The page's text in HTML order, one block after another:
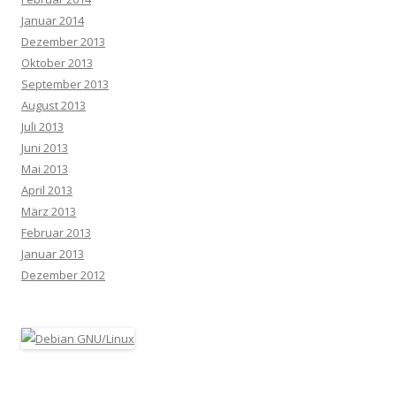
Januar 2014
Dezember 2013
Oktober 2013
September 2013
August 2013
Juli 2013
Juni 2013
Mai 2013
April 2013
März 2013
Februar 2013
Januar 2013
Dezember 2012